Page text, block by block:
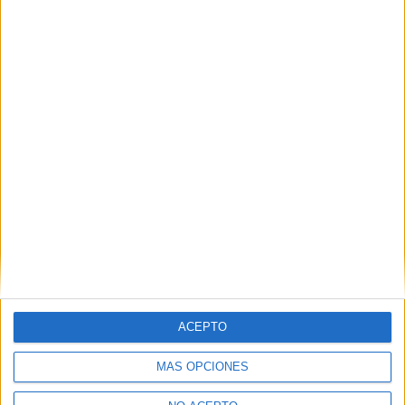
MÁS OPCIONES
ACEPTO